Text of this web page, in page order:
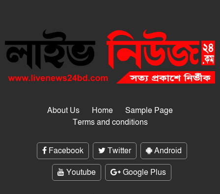
About Us Home
Sample Page
Terms and conditions
Facebook Twitter
Android
Youtube
Google Plus